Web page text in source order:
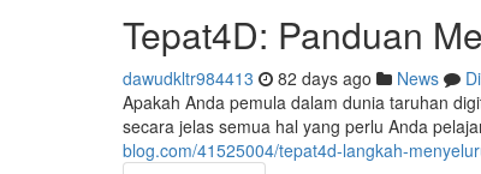
Tepat4D: Panduan
dawudkltr984413 82 days ago News
Apakah Anda pemula dalam dunia taruhan
secara jelas semua hal yang perlu Anda
blog.com/41525004/tepat4d-langkah-